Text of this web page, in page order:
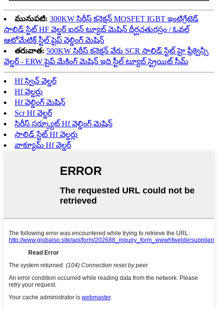
మునుపటి: 300KW సిరీస్ కనెక్షన్ MOSFET IGBT ఇంటిగ్రేటెడ్
సాలిడ్ స్టేట్ HF వెల్డర్ ఐరన్ ట్యూబ్ మెషిన్ దీర్ఘచతురస్రం / ఓవల్
ఆటోమేటిక్ స్టీల్ పైప్ వెల్డింగ్ మెషిన్
తరువాత: 500KW సిరీస్ కనెక్షన్ వేరు SCR సాలిడ్ స్టేట్ హై ఫ్రీక్వెన్సీ
వెల్డర్ - ERW పైప్ మేకింగ్ మెషిన్ ఇది స్టీల్ ట్యూబ్ స్ట్రెయిట్ సీమ్
Hf స్విచ్ వెల్డర్
Hf వెల్డర్లు
Hf వెల్డింగ్ మెషిన్
Scr Hf వెల్డర్
సిరీస్ సర్క్యూట్ Hf వెల్డింగ్ మెషిన్
సాలిడ్ స్టేట్ Hf వెల్డర్లు
వాక్యూమ్ Hf వెల్డర్